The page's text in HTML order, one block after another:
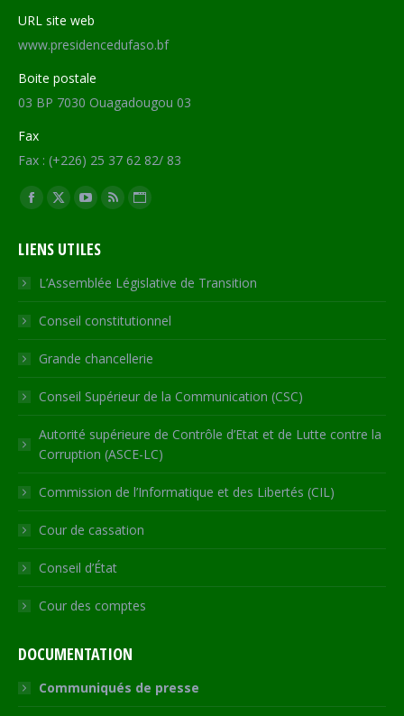
URL site web
www.presidencedufaso.bf
Boite postale
03 BP 7030 Ouagadougou 03
Fax
Fax : (+226) 25 37 62 82/ 83
Trouvez nous sur :
Facebook
opens
in
new
window
X
opens
in
new
window
YouTube
opens
in
new
window
RSS
in
new
window
Site
opens
in
new
LIENS UTILES
L’Assemblée Législative de Transition
Conseil constitutionnel
Grande chancellerie
Conseil Supérieur de la Communication (CSC)
Autorité supérieure de Contrôle d’Etat et de Lutte contre la
Corruption (ASCE-LC)
Commission de l’Informatique et des Libertés (CIL)
Cour de cassation
Conseil d’État
Cour des comptes
DOCUMENTATION
Communiqués de presse